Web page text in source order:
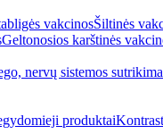
vakcinosŠiltinės
Geltonosios karštinės
nervų sistemos
produktai